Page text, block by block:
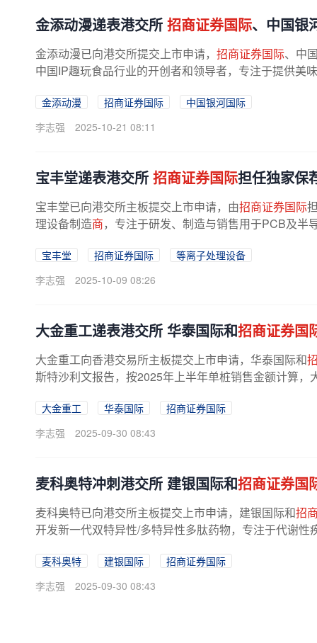
金添动漫递表港交所 招商证券国际、中国银
金添动漫已向港交所提交上市申请， 招商证券国际、中
中国IP趣玩食品行业的开创者和领导者，专注于提供美
金添动漫 招商证券国际
中国银河国际
李志强
2025-10-21 08:11
宝丰堂递表港交所 招商证券国际担任独家保
宝丰堂已向港交所主板提交上市申请，由招商证券国际
理设备制造商，专注于研发、制造与销售用于PCB及半
宝丰堂 招商证券国际
等离子处理设备
李志强
2025-10-09 08:26
大金重工递表港交所 华泰国际和招商证券国
大金重工向香港交易所主板提交上市申请，华泰国际和
斯特沙利文报告，按2025年上半年单桩销售金额计算
大金重工 华泰国际
招商证券国际
李志强
2025-09-30 08:43
麦科奥特冲刺港交所 建银国际和招商证券国
麦科奥特已向港交所主板提交上市申请，建银国际和招
开发新一代双特异性/多特异性多肽药物，专注于代谢
麦科奥特 建银国际
招商证券国际
李志强
2025-09-30 08:43